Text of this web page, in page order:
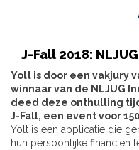
J-Fall 2018:
Yolt is door een vakjury
winnaar van de NLJUG
deed deze onthulling
J-Fall, een event voor
Yolt is een applicatie die
hun persoonlijke financiën